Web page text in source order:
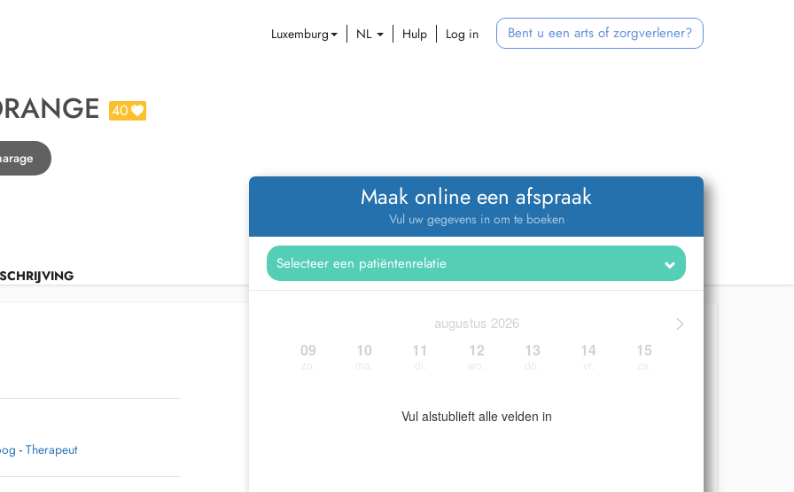
Luxemburg NL Hulp Log in Bent u een arts of zorgverlener?
40
Maak online een afspraak
Vul uw gegevens in om te boeken
>
augustus 2026
09 10 11 12 13 14 15
Vul alstublieft alle velden in
- Therapeut